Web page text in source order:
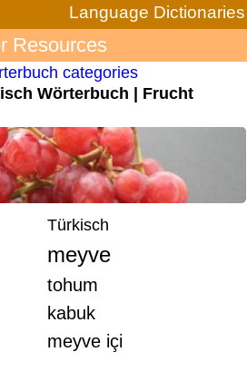
Language Dictionaries
Resources
categories
Wörterbuch | Frucht
Türkisch
meyve
tohum
kabuk
meyve içi